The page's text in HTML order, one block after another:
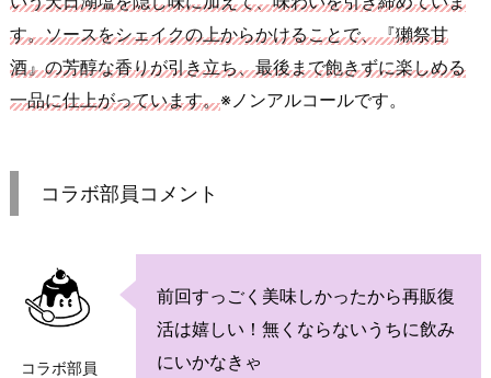
す。ソースをシェイクの上からかけることで、『獺祭甘
酒』の芳醇な香りが引き立ち、最後まで飽きずに楽しめる
一品に仕上がっています。※ノンアルコールです。
コラボ部員コメント
コラボ部員
前回すっごく美味しかったから再販復
活は嬉しい！無くならないうちに飲み
にいかなきゃ